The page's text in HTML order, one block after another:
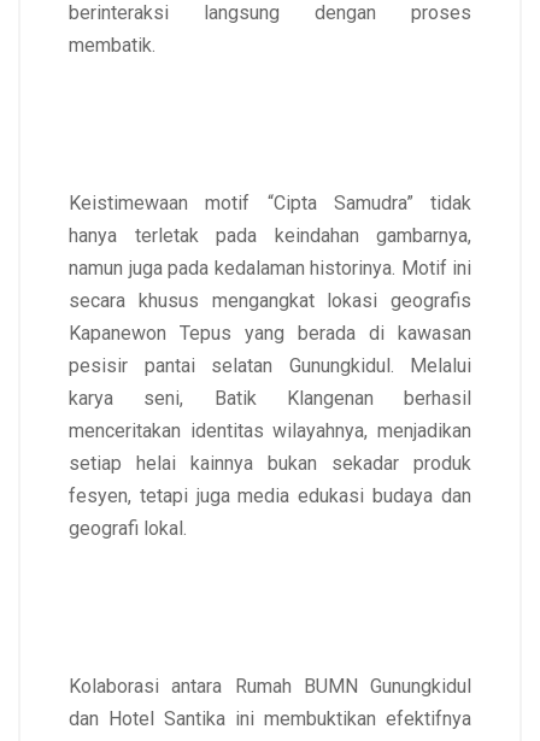
berinteraksi langsung dengan proses
membatik.
Keistimewaan motif “Cipta Samudra” tidak
hanya terletak pada keindahan gambarnya,
namun juga pada kedalaman historinya. Motif ini
secara khusus mengangkat lokasi geografis
Kapanewon Tepus yang berada di kawasan
pesisir pantai selatan Gunungkidul. Melalui
karya seni, Batik Klangenan berhasil
menceritakan identitas wilayahnya, menjadikan
setiap helai kainnya bukan sekadar produk
fesyen, tetapi juga media edukasi budaya dan
geografi lokal.
Kolaborasi antara Rumah BUMN Gunungkidul
dan Hotel Santika ini membuktikan efektifnya